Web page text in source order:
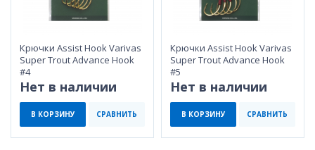
Крючки Assist Hook Varivas
Super Trout Advance Hook
#4
Нет в наличии
В КОРЗИНУ СРАВНИТЬ
Крючки Assist Hook Varivas
Super Trout Advance Hook
#5
Нет в наличии
В КОРЗИНУ СРАВНИТЬ